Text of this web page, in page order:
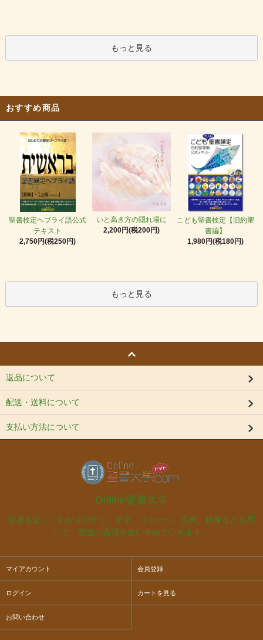
もっと見る
おすすめ商品
聖書検定ヘブライ語公式
テキスト
2,750円(税250円)
いと高き方の隠れ場に
2,200円(税200円)
こども聖書検定【旧約聖
書編】
1,980円(税180円)
もっと見る
返品について
配送・送料について
支払い方法について
Online聖書大学
聖書を楽しくわかりやすく。文字、イメージ、音声、映像などを用
いて、聖書の真理を追い求めていきます。
マイアカウント 会員登録
ログイン カートを見る
お問い合わせ